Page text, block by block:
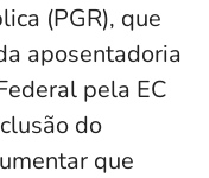
(PGR), que
aposentadoria
pela EC
do
que